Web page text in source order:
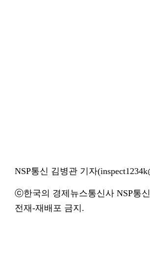
NSP통신 김병관 기자
ⓒ한국의 경제뉴스통신사 NSP통신
전재-재배포 금지.